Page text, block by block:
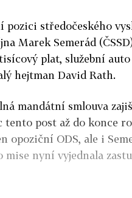
pozici středočeského
Marek Semerád
plat, služební
hejtman David Rath.
mandátní smlouva
post až do konce
opoziční ODS, ale i
mise nyní vyjednala